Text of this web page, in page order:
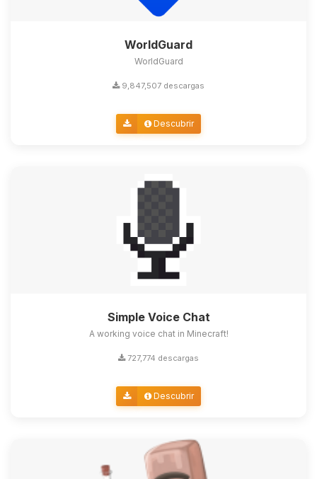
WorldGuard
WorldGuard
9,847,507 descargas
Descubrir
Simple Voice Chat
A working voice chat in Minecraft!
727,774 descargas
Descubrir